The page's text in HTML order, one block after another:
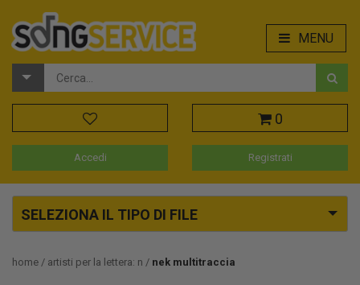
MENU
0
Accedi Registrati
SELEZIONA IL TIPO DI FILE
home artisti per la lettera: n nek multitraccia